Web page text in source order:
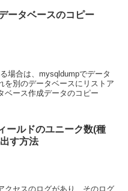
ータベースのコピー
場合は、mysqldumpでデータ
を別のデータベースにリストア
ベース作成データのコピー
ールドのユニーク数(種
す方法
クセスのログがあり、そのログ